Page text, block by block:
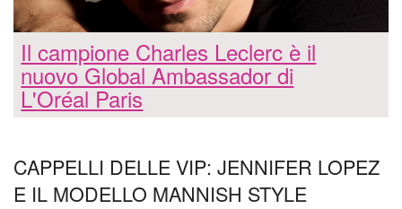
Il campione Charles Leclerc è il
nuovo Global Ambassador di
L'Oréal Paris
CAPPELLI DELLE VIP: JENNIFER LOPEZ
E IL MODELLO MANNISH STYLE